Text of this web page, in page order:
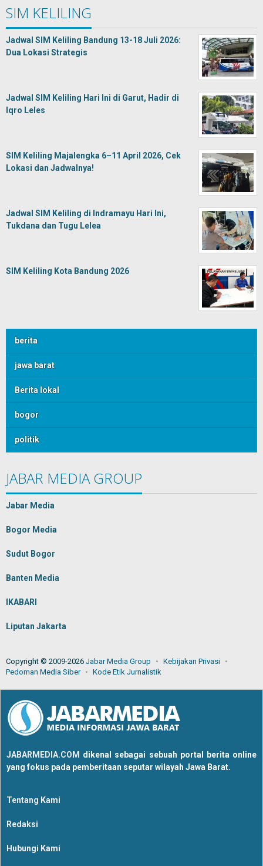
SIM KELILING
Jadwal SIM Keliling Bandung 13-18 Juli 2026:
Dua Lokasi Strategis
Jadwal SIM Keliling Hari Ini di Garut, Hadir di
Iqro Leles
SIM Keliling Majalengka 6–11 April 2026, Cek
Lokasi dan Jadwalnya!
Jadwal SIM Keliling di Indramayu Hari Ini,
Tukdana dan Tugu Lelea
SIM Keliling Kota Bandung 2026
berita
jawa barat
Berita lokal
bogor
politik
JABAR MEDIA GROUP
Jabar Media
Bogor Media
Sudut Bogor
Banten Media
IKABARI
Liputan Jakarta
Copyright © 2009-2026 Jabar Media Group
Kebijakan Privasi
Pedoman Media Siber
Kode Etik Jurnalistik
JABARMEDIA.COM dikenal sebagai sebuah portal berita online
yang fokus pada pemberitaan seputar wilayah Jawa Barat.
Tentang Kami
Redaksi
Hubungi Kami